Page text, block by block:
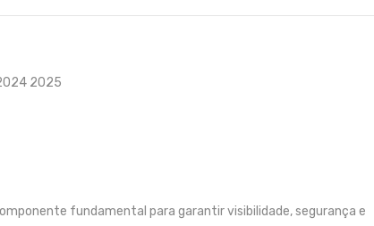
2025
fundamental para garantir visibilidade, segurança e